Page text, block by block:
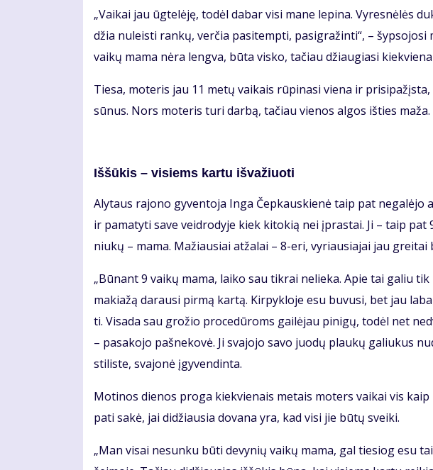
„Vai­kai jau ūg­te­lė­ję, to­dėl da­bar vi­si ma­ne le­pi­na. Vy­res­nė­lės
džia nu­leis­ti ran­kų, ver­čia pa­si­temp­ti, pa­sig­ra­žin­ti“, –
vai­kų ma­ma nė­ra leng­va, bū­ta vis­ko, ta­čiau džiau­gia­si
Tie­sa, mo­te­ris jau 11 me­tų vai­kais rū­pi­na­si vie­na ir
sū­nus. Nors mo­te­ris tu­ri dar­bą, ta­čiau vie­nos al­gos iš­ties ma­ža.
Iš­šū­kis – vi­siems kar­tu iš­va­žiuo­ti
Aly­taus ra­jo­no gy­ven­to­ja In­ga Čep­kaus­kie­nė taip pat ne­ga­lė­jo
ir pa­ma­ty­ti sa­ve veid­ro­dy­je kiek ki­to­kią nei įpras­tai. Ji – taip
niu­kų – ma­ma. Ma­žiau­siai at­ža­lai – 8-eri, vy­riau­sia­jai jau grei­tai
„Bū­nant 9 vai­kų ma­ma, lai­ko sau tik­rai ne­lie­ka. Apie tai ga­liu
ma­kia­žą da­rau­si pir­mą kar­tą. Kir­pyk­lo­je esu bu­vu­si, bet jau
ti. Vi­sa­da sau gro­žio pro­ce­dū­roms gai­lė­jau pi­ni­gų, to­dėl net
– pa­sa­ko­jo pa­šne­ko­vė. Ji sva­jo­jo sa­vo juo­dų plau­kų ga­liu­kus
sti­lis­te, sva­jo­nė įgy­ven­din­ta.
Mo­ti­nos die­nos pro­ga kiek­vie­nais me­tais mo­ters vai­kai vis
pa­ti sa­kė, jai di­džiau­sia do­va­na yra, kad vi­si jie bū­tų svei­ki.
„Man vi­sai ne­sun­ku bū­ti de­vy­nių vai­kų ma­ma, gal tie­siog esu